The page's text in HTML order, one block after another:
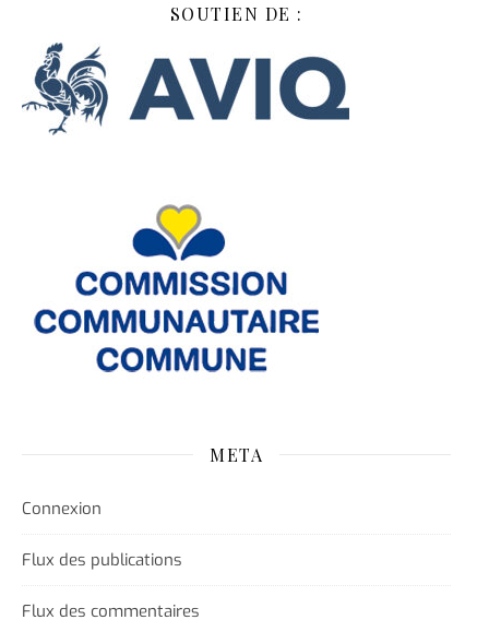
SOUTIEN DE :
META
Connexion
Flux des publications
Flux des commentaires